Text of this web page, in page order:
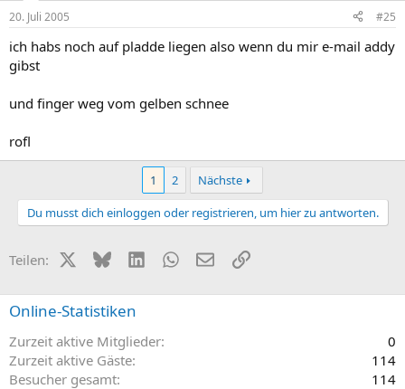
20. Juli 2005 #25
ich habs noch auf pladde liegen also wenn du mir e-mail addy
gibst
und finger weg vom gelben schnee
rofl
1 2
Nächste
Du musst dich einloggen oder registrieren, um hier zu antworten.
Teilen: X (Twitter)
BlueskyLinkedInWhatsApp
E-MailLink
Online-Statistiken
Zurzeit aktive Mitglieder
0
Zurzeit aktive Gäste
114
Besucher gesamt
114